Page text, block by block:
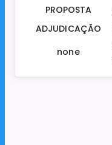
PROPOSTA
ADJUDICAÇÃO
none